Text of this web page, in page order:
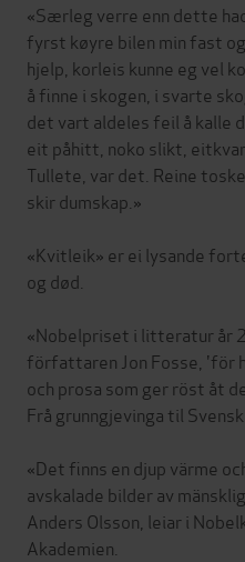
«Særleg verre enn dette
fyrst køyre bilen min fast
hjelp, korleis kunne eg vel
å finne i skogen, i svarte
det vart aldeles feil å kalle
eit påhitt, noko slikt,
Tullete, var det. Reine
skir dumskap.»
«Kvitleik» er ei lysande
og død.
«Nobelpriset i litteratur år
författaren Jon Fosse, 'för
och prosa som ger röst åt
Frå grunngjevinga til
«Det finns en djup värme
avskalade bilder av
Anders Olsson, leiar i
Akademien.